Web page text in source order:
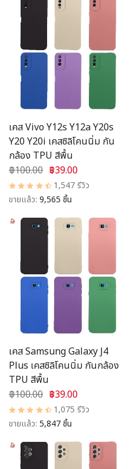
เคส Vivo Y12s Y12a Y20s
Y20 Y20i เคสซิลิโคนนิ่ม กัน
กล้อง TPU สีพื้น
฿100.00 ฿39.00
1,547 รีวิว
ขายแล้ว: 9,565 ชิ้น
เคส Samsung Galaxy J4
Plus เคสซิลิโคนนิ่ม กันกล้อง
TPU สีพื้น
฿100.00 ฿39.00
1,075 รีวิว
ขายแล้ว: 5,847 ชิ้น